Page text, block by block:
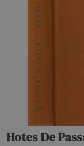
Hotes De